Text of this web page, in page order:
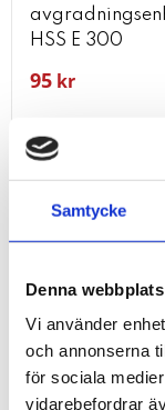
Samtycke
Denna
Vi använder
och annonserna
för sociala
vidarebefordrar
HSS E 300
95 kr
KÖP